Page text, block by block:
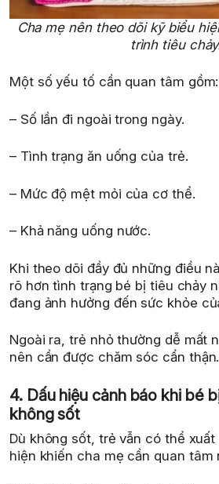
Cha mẹ nên theo dõi kỹ biểu
trình tiêu
Một số yếu tố cần quan tâm gồm:
– Số lần đi ngoài trong ngày.
– Tình trạng ăn uống của trẻ.
– Mức độ mệt mỏi của cơ thể.
– Khả năng uống nước.
Khi theo dõi đầy đủ những điều
rõ hơn tình trạng bé bị tiêu chảy
đang ảnh hưởng đến sức khỏe
Ngoài ra, trẻ nhỏ thường dễ mất
nên cần được chăm sóc cẩn thận.
4. Dấu hiệu cảnh báo khi bé
không sốt
Dù không sốt, trẻ vẫn có thể
hiện khiến cha mẹ cần quan tâm